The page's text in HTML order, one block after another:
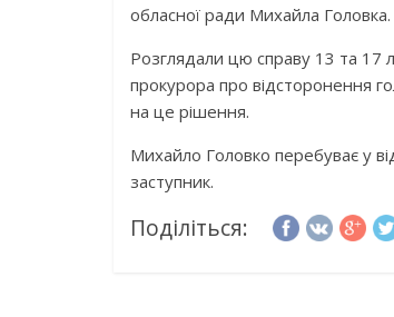
обласної ради Михайла
Розглядали цю справу 13 та 17
прокурора про відсторонення
на це рішення.
Михайло Головко перебуває у
заступник.
Поділіться: